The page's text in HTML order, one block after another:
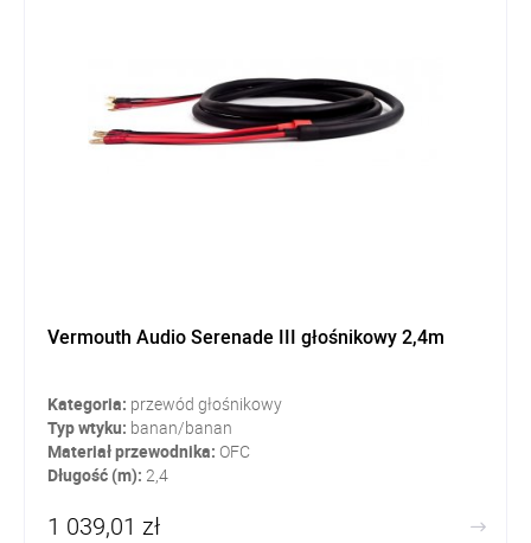
Vermouth Audio Serenade III głośnikowy 2,4m
Kategoria: przewód głośnikowy
Typ wtyku: banan/banan
Materiał przewodnika: OFC
Długość (m): 2,4
1 039,01 zł